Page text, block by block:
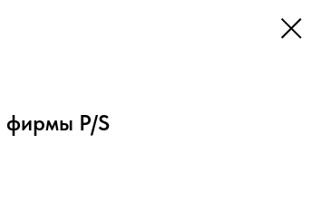
фирмы P/S